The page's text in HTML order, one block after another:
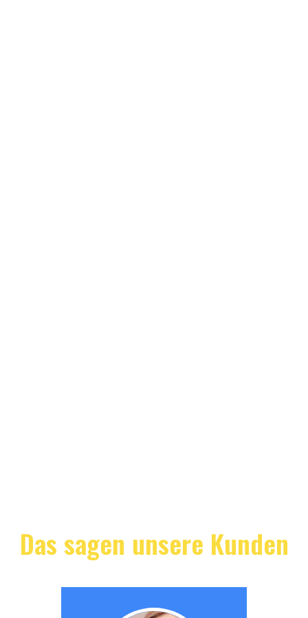
Das sagen unsere Kunden